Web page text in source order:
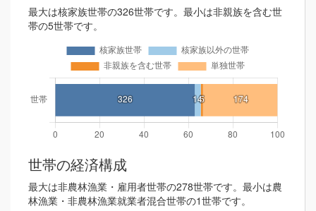
最大は核家族世帯の326世帯です。最小は非親族を含む世
帯の5世帯です。
世帯の経済構成
最大は非農林漁業・雇用者世帯の278世帯です。最小は農
林漁業・非農林漁業就業者混合世帯の1世帯です。